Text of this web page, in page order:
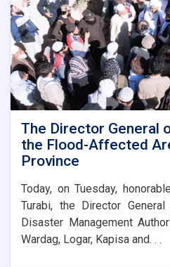
the
new
administrative
building
of
the
Parwan
Province
Disaster
Management
Directorate
The Director General
the Flood-Affected
Province
Today, on Tuesday,
Turabi, the Director
Disaster Management
Wardag, Logar, Kapisa and. . .